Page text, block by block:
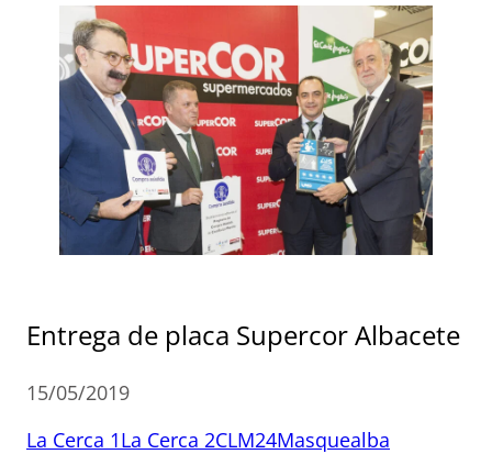
Entrega de placa Supercor Albacete
15/05/2019
La Cerca 1La Cerca 2CLM24Masquealba